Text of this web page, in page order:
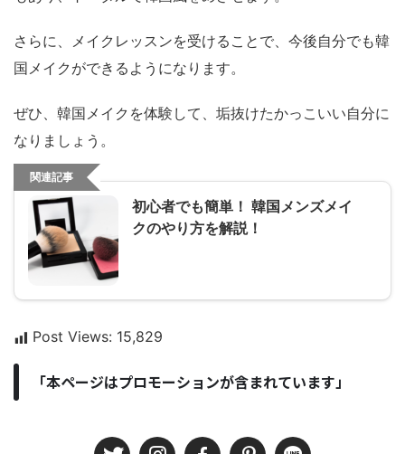
さらに、メイクレッスンを受けることで、今後自分でも韓
国メイクができるようになります。
ぜひ、韓国メイクを体験して、垢抜けたかっこいい自分に
なりましょう。
関連記事
初心者でも簡単！ 韓国メンズメイ
クのやり方を解説！
Post Views: 15,829
「本ページはプロモーションが含まれています」